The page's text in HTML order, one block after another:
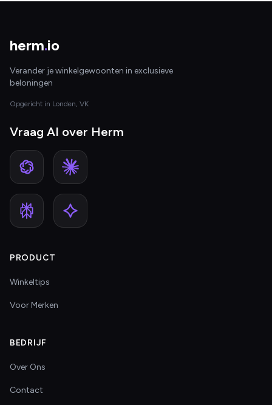
herm.io
Verander je winkelgewoonten in exclusieve
beloningen
Opgericht in Londen, VK
Vraag AI over Herm
PRODUCT
Winkeltips
Voor Merken
BEDRIJF
Over Ons
Contact